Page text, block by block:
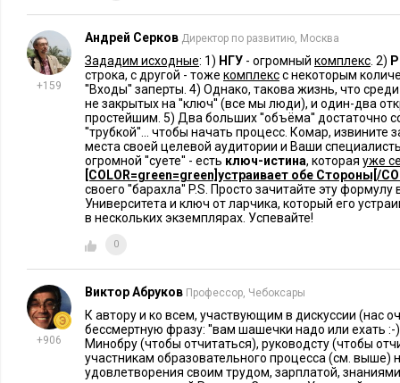
+159
Андрей Серков Директор по развитию, Москва
Зададим исходные: 1) НГУ - огромный комплекс . 2)
строка, с другой - тоже комплексс некоторым
''Входы'' заперты. 4) Однако, такова жизнь, что
не закрытых на ''ключ'' (все мы люди), и один-два
простейшим. 5) Два больших ''объёма'' достаточно
''трубкой''... чтобы начать процесс. Комар, извините
места своей целевой аудитории и Ваши
огромной ''суете'' - есть ключ-истина, которая уже
[COLOR=green=green]устраивает обе Стороны[/
своего ''барахла'' P.S. Просто зачитайте эту
Университета и ключ от ларчика, который его
в нескольких экземплярах. Успевайте!
0
+906
Виктор Абруков Профессор, Чебоксары
К автору и ко всем, участвующим в дискуссии (нас
бессмертную фразу: ''вам шашечки надо или ехать :-
Минобру (чтобы отчитаться), руководсту (чтобы
участникам образовательного процесса (см. выше)
удовлетворения своим трудом, зарплатой,